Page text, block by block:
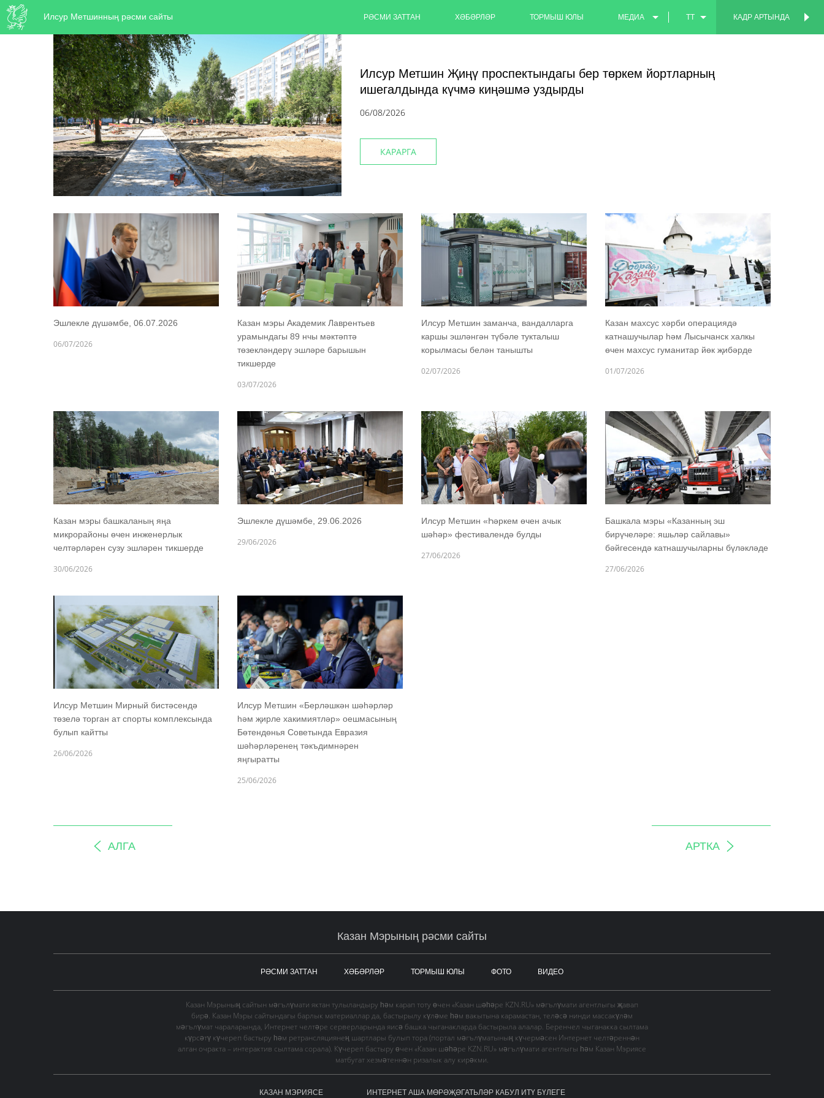
Илсур Метшинның рәсми сайты КАДР АРТЫНДА
РӘСМИ ЗАТТАН ХӘБӘРЛӘР ТОРМЫШ ЮЛЫ МЕДИА TT
Илсур Метшин Җиңү проспектындагы бер төркем йортларның
ишегалдында күчмә киңәшмә уздырды
06/08/2026
КАРАРГА
Эшлекле дүшәмбе, 06.07.2026
06/07/2026
Казан мэры Академик Лаврентьев
урамындагы 89 нчы мәктәптә
төзекләндерү эшләре барышын
тикшерде
03/07/2026
Илсур Метшин заманча, вандалларга
каршы эшләнгән түбәле тукталыш
корылмасы белән танышты
02/07/2026
Казан махсус хәрби операциядә
катнашучылар һәм Лысычанск халкы
өчен махсус гуманитар йөк җибәрде
01/07/2026
Казан мэры башкаланың яңа
микрорайоны өчен инженерлык
челтәрләрен сузу эшләрен тикшерде
30/06/2026
Эшлекле дүшәмбе, 29.06.2026
29/06/2026
Илсур Метшин «Һәркем өчен ачык
шәһәр» фестивалендә булды
27/06/2026
Башкала мэры «Казанның эш
бирүчеләре: яшьләр сайлавы»
бәйгесендә катнашучыларны бүләкләде
27/06/2026
Илсур Метшин Мирный бистәсендә
төзелә торган ат спорты комплексында
булып кайтты
26/06/2026
Илсур Метшин «Берләшкән шәһәрләр
һәм җирле хакимиятләр» оешмасының
Бөтендөнья Советында Евразия
шәһәрләренең тәкъдимнәрен
яңгыратты
25/06/2026
АЛГА АРТКА
Казан Мэрының рәсми сайты
РӘСМИ ЗАТТАН ХӘБӘРЛӘР ТОРМЫШ ЮЛЫ ФОТО ВИДЕО
Казан Мэрының сайтын мәгълүмати яктан тулыландыру һәм карап тоту өчен «Казан шәһәре KZN.RU» мәгълүмати агентлыгы җавап
бирә. Казан Мэры сайтындагы барлык материаллар да, бастырылу күләме һәм вакытына карамастан, теләсә нинди массакүләм
мәгълүмат чараларында, Интернет челтәре серверларында яисә башка чыганакларда бастырыла алалар. Беренчел чыганакка сылтама
күрсәтү күчереп бастыру һәм ретрансляциянең шартлары булып тора (портал мәгълүматының күчермәсен Интернет челтәреннән
алган очракта – интерактив сылтама сорала). Күчереп бастыру өчен «Казан шәһәре KZN.RU» мәгълүмати агентлыгы һәм Казан Мэриясе
матбугат хезмәтеннән ризалык алу кирәкми.
КАЗАН МЭРИЯСЕ ИНТЕРНЕТ АША МӨРӘҖӘГАТЬЛӘР КАБУЛ ИТҮ БҮЛЕГЕ
КАДР АРТЫНДА